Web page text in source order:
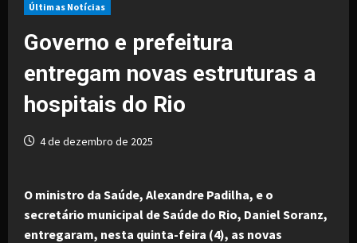
Últimas Notícias
Governo e prefeitura
entregam novas estruturas a
hospitais do Rio
4 de dezembro de 2025
O ministro da Saúde, Alexandre Padilha, e o
secretário municipal de Saúde do Rio, Daniel Soranz,
entregaram, nesta quinta-feira (4), as novas